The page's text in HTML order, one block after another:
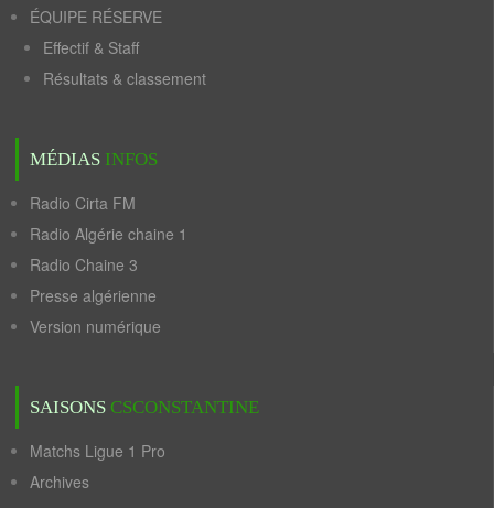
ÉQUIPE RÉSERVE
Effectif & Staff
Résultats & classement
MÉDIAS INFOS
Radio Cirta FM
Radio Algérie chaine 1
Radio Chaine 3
Presse algérienne
Version numérique
SAISONS CSCONSTANTINE
Matchs Ligue 1 Pro
Archives